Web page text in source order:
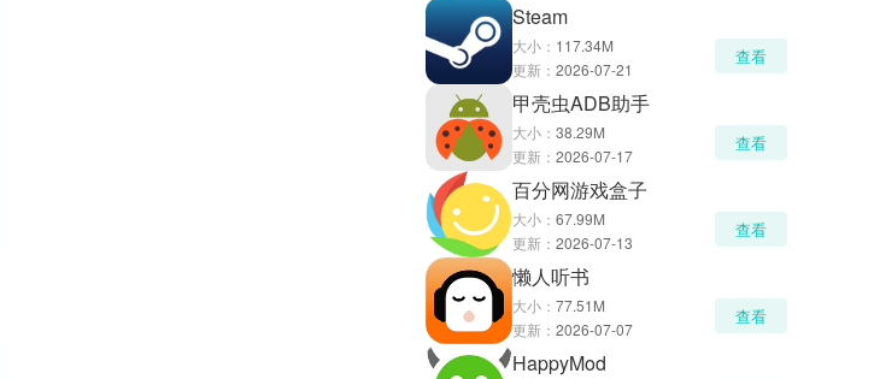
Steam
大小： 117.34M
更新： 2026-07-21
查看
甲壳虫ADB助手
大小： 38.29M
更新： 2026-07-17
查看
百分网游戏盒子
大小： 67.99M
更新： 2026-07-13
查看
懒人听书
大小： 77.51M
更新： 2026-07-07
查看
HappyMod